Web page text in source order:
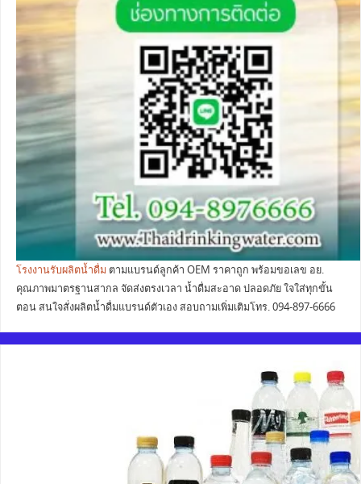
โรงงานรับผลิตน้ำดื่ม ตามแบรนด์ลูกค้า OEM ราคาถูก พร้อมขอเลข อย.
คุณภาพมาตรฐานสากล จัดส่งตรงเวลา น้ำดื่มสะอาด ปลอดภัย ใจใส่ทุกขั้น
ตอน สนใจสั่งผลิตน้ำดื่มแบรนด์ตัวเอง สอบถามเพิ่มเติมโทร. 094-897-6666